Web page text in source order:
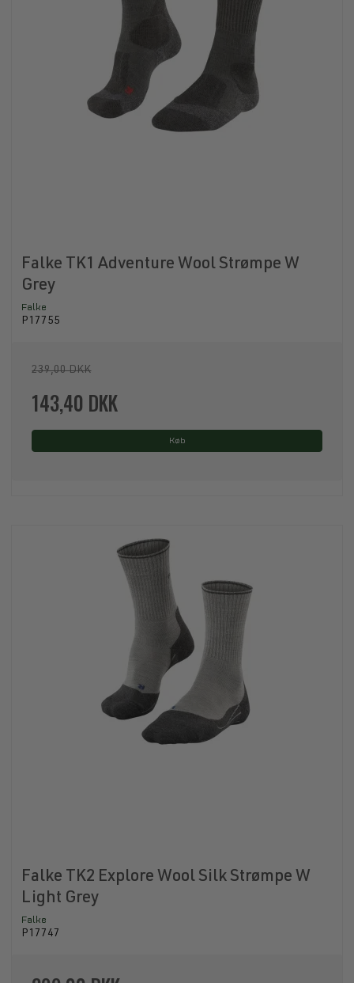
Falke TK1 Adventure Wool Strømpe W
Grey
Falke
P17755
239,00 DKK
143,40 DKK
Køb
Falke TK2 Explore Wool Silk Strømpe W
Light Grey
Falke
P17747